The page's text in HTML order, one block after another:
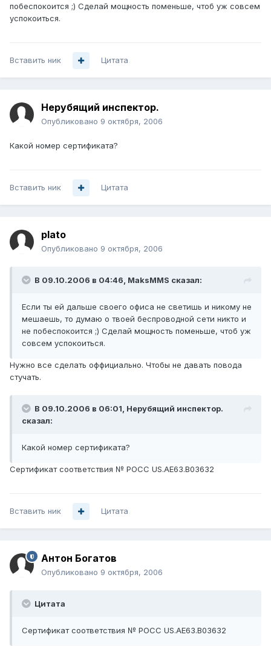
побеспокоится ;) Сделай мощность поменьше, чтоб уж совсем
успокоиться.
Вставить ник Цитата
Нерубящий инспектор.
Опубликовано 9 октября, 2006
Какой номер сертификата?
Вставить ник Цитата
plato
Опубликовано 9 октября, 2006
В 09.10.2006 в 04:46, MaksMMS сказал:
Если ты ей дальше своего офиса не светишь и никому не
мешаешь, то думаю о твоей беспроводной сети никто и
не побеспокоится ;) Сделай мощность поменьше, чтоб уж
совсем успокоиться.
Нужно все сделать оффициально. Чтобы не давать повода
стучать.
В 09.10.2006 в 06:01, Нерубящий инспектор.
сказал:
Какой номер сертификата?
Сертификат соответствия № РОСС US.AE63.B03632
Вставить ник Цитата
Антон Богатов
Опубликовано 9 октября, 2006
Цитата
Сертификат соответствия № РОСС US.AE63.B03632